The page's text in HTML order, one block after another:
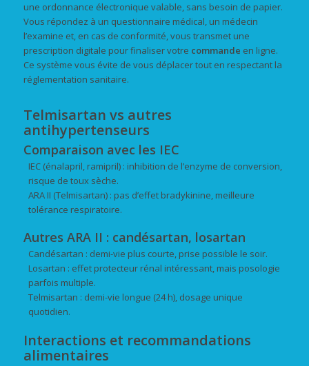
une ordonnance électronique valable, sans besoin de papier.
Vous répondez à un questionnaire médical, un médecin
l’examine et, en cas de conformité, vous transmet une
prescription digitale pour finaliser votre commande en ligne.
Ce système vous évite de vous déplacer tout en respectant la
réglementation sanitaire.
Telmisartan vs autres
antihypertenseurs
Comparaison avec les IEC
IEC (énalapril, ramipril) : inhibition de l’enzyme de conversion,
risque de toux sèche.
ARA II (Telmisartan) : pas d’effet bradykinine, meilleure
tolérance respiratoire.
Autres ARA II : candésartan, losartan
Candésartan : demi-vie plus courte, prise possible le soir.
Losartan : effet protecteur rénal intéressant, mais posologie
parfois multiple.
Telmisartan : demi-vie longue (24 h), dosage unique
quotidien.
Interactions et recommandations
alimentaires